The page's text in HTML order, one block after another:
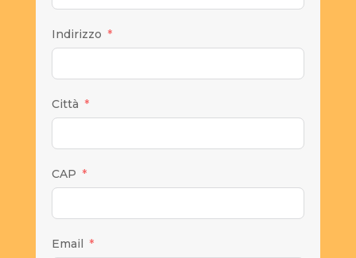
Indirizzo
Città
CAP
Email